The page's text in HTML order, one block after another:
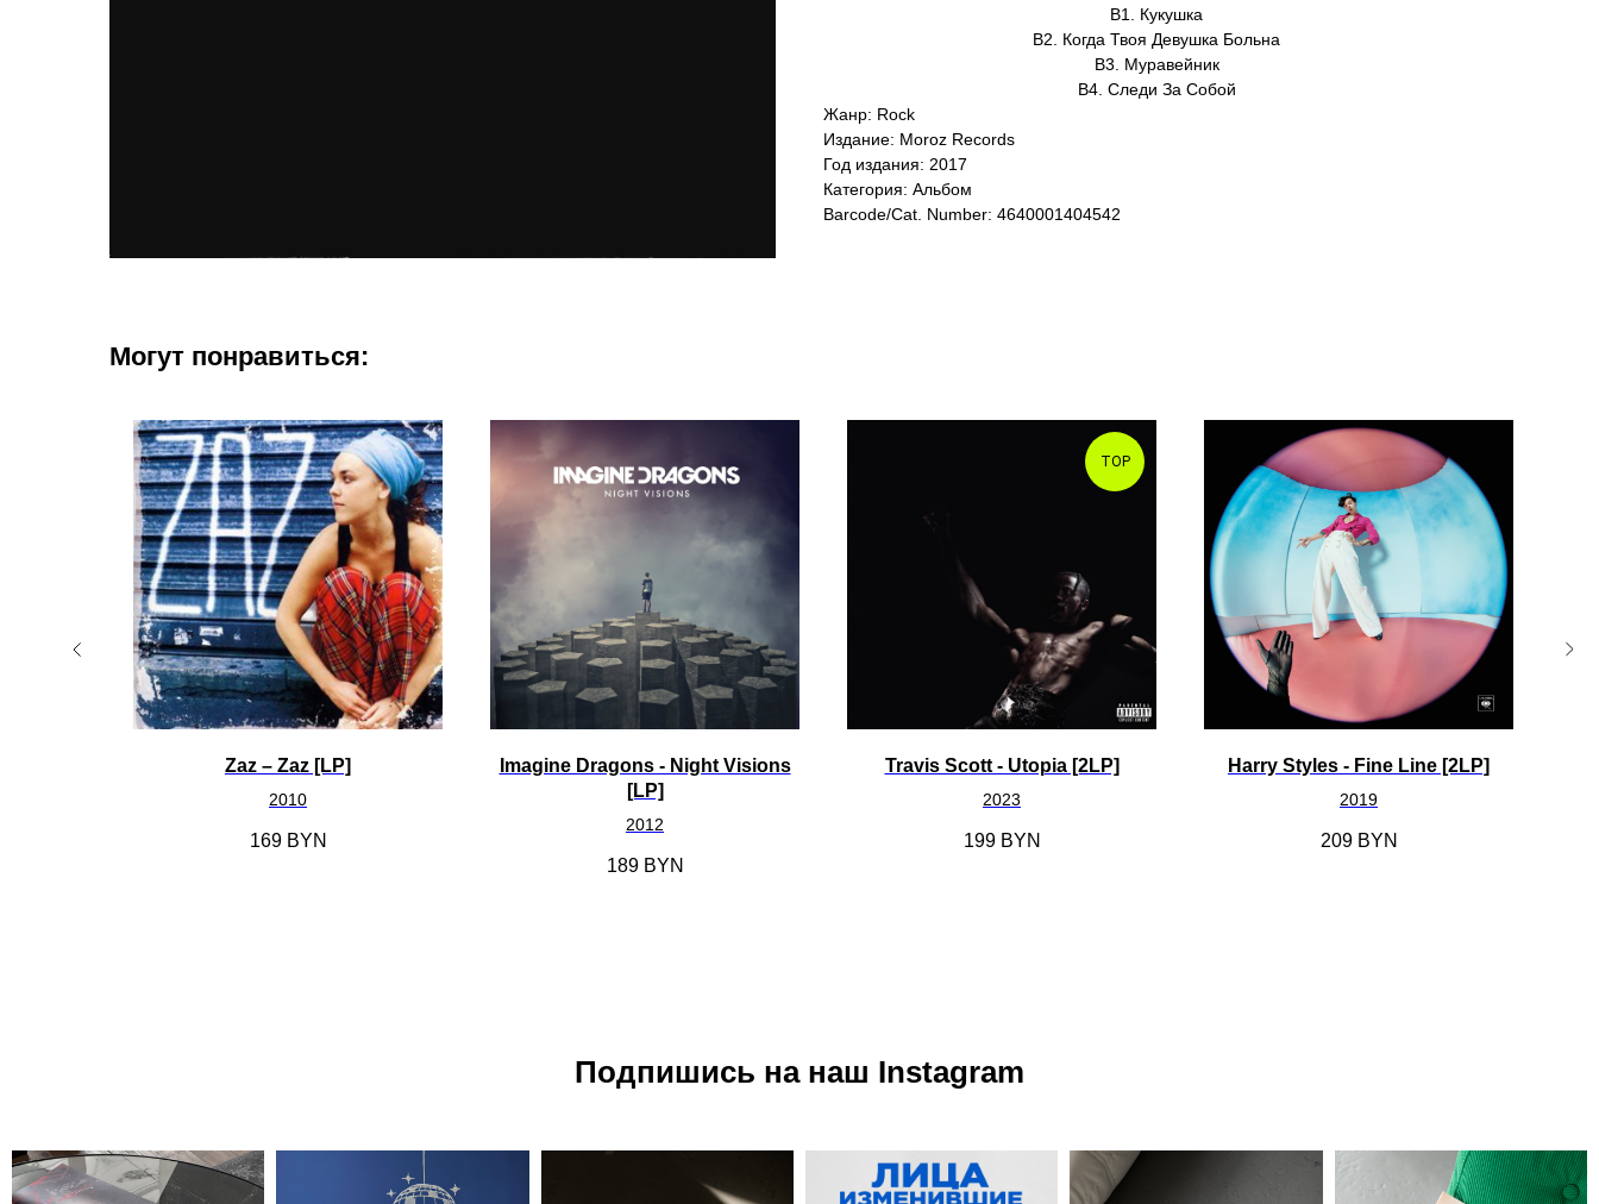
B1. Кукушка
B2. Когда Твоя Девушка Больна
B3. Муравейник
B4. Следи За Собой
Жанр: Rock
Издание: Moroz Records
Год издания: 2017
Категория: Альбом
Barcode/Cat. Number: 4640001404542
Могут понравиться:
Zaz ‎– Zaz [LP]
2010
169 BYN
Imagine Dragons - Night Visions
[LP]
2012
189 BYN
TOP
Travis Scott - Utopia [2LP]
2023
199 BYN
Harry Styles ‎- Fine Line [2LP]
2019
209 BYN
Подпишись на наш Instagram